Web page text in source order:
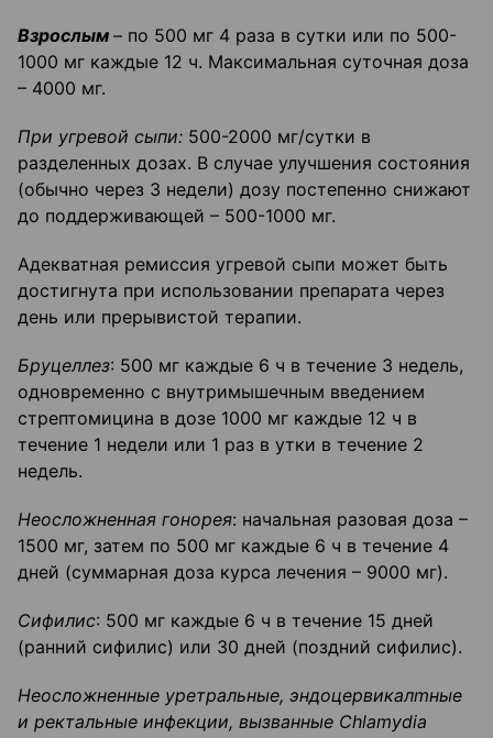
Взрослым – по 500 мг 4 раза в сутки или по 500-
1000 мг каждые 12 ч. Максимальная суточная доза
– 4000 мг.
При угревой сыпи: 500-2000 мг/сутки в
разделенных дозах. В случае улучшения состояния
(обычно через 3 недели) дозу постепенно снижают
до поддерживающей – 500-1000 мг.
Адекватная ремиссия угревой сыпи может быть
достигнута при использовании препарата через
день или прерывистой терапии.
Бруцеллез: 500 мг каждые 6 ч в течение 3 недель,
одновременно с внутримышечным введением
стрептомицина в дозе 1000 мг каждые 12 ч в
течение 1 недели или 1 раз в утки в течение 2
недель.
Неосложненная гонорея: начальная разовая доза –
1500 мг, затем по 500 мг каждые 6 ч в течение 4
дней (суммарная доза курса лечения – 9000 мг).
Сифилис: 500 мг каждые 6 ч в течение 15 дней
(ранний сифилис) или 30 дней (поздний сифилис).
Неосложненные уретральные, эндоцервикалmные
и ректальные инфекции, вызванные Chlamydia